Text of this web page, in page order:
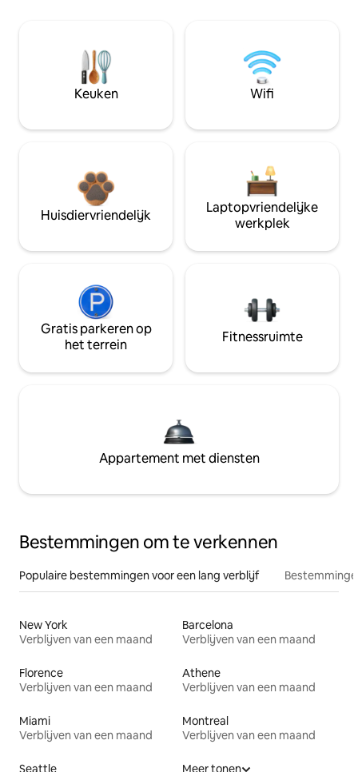
Keuken Wifi
Huisdiervriendelijk
Laptopvriendelijke
werkplek
Gratis parkeren op
het terrein
Fitnessruimte
Appartement met diensten
Bestemmingen om te verkennen
Populaire bestemmingen voor een lang verblijf
New York
Verblijven van een maand
Barcelona
Verblijven van een maand
Florence
Verblijven van een maand
Athene
Verblijven van een maand
Miami
Verblijven van een maand
Montreal
Verblijven van een maand
Seattle Meer tonen